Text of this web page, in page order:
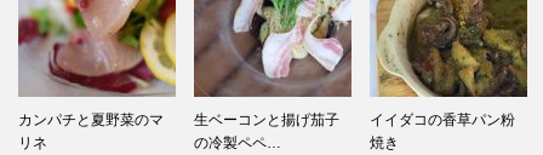
カンパチと夏野菜のマ
リネ
生ベーコンと揚げ茄子
の冷製ペペ…
イイダコの香草パン粉
焼き